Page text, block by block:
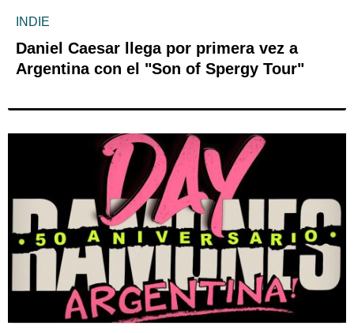
INDIE
Daniel Caesar llega por primera vez a
Argentina con el "Son of Spergy Tour"